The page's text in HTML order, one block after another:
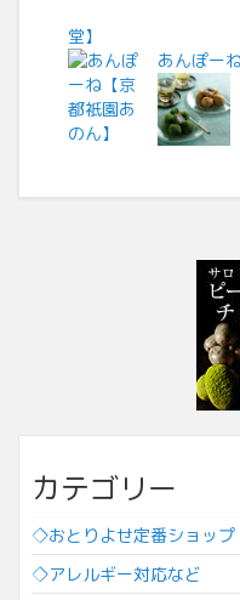
堂】
あんぽー
カテゴリー
◇おとりよせ定番ショップ
◇アレルギー対応など